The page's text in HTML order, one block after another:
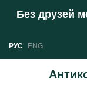
Без друзей
РУС ENG